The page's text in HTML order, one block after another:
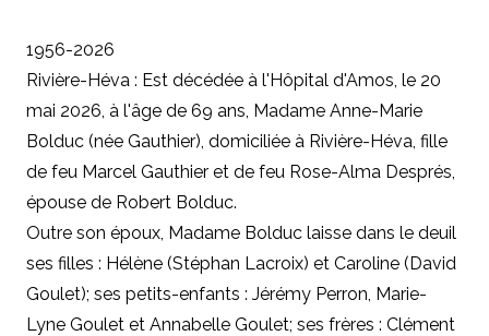
1956-2026
Rivière-Héva : Est décédée à l'Hôpital d'Amos, le 20
mai 2026, à l'âge de 69 ans, Madame Anne-Marie
Bolduc (née Gauthier), domiciliée à Rivière-Héva, fille
de feu Marcel Gauthier et de feu Rose-Alma Després,
épouse de Robert Bolduc.
Outre son époux, Madame Bolduc laisse dans le deuil
ses filles : Hélène (Stéphan Lacroix) et Caroline (David
Goulet); ses petits-enfants : Jérémy Perron, Marie-
Lyne Goulet et Annabelle Goulet; ses frères : Clément